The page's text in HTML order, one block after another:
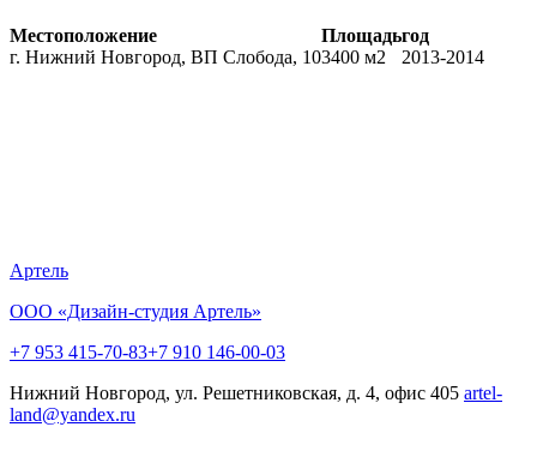
Местоположение Площадьгод
г. Нижний Новгород, ВП Слобода, 103400 м2 2013-2014
Артель
ООО «Дизайн-студия Артель»
+7 953 415-70-83+7 910 146-00-03
Нижний Новгород, ул. Решетниковская, д. 4, офис 405 artel-
land@yandex.ru